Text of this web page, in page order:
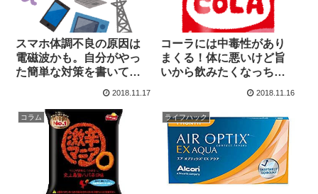
スマホ体調不良の原因は
電磁波かも。自分がやっ
た簡単な対策を書いてみ
2018.11.17
コーラには中毒性があり
まくる！体に悪いけど旨
いから飲みたくなっちゃ
2018.11.16
コラム ライフハック